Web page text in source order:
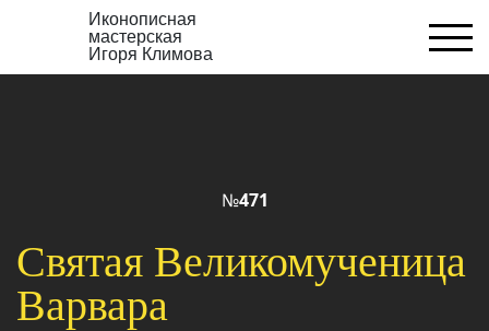
Иконописная
мастерская
Игоря Климова
Святая Великомученица
Варвара
№471